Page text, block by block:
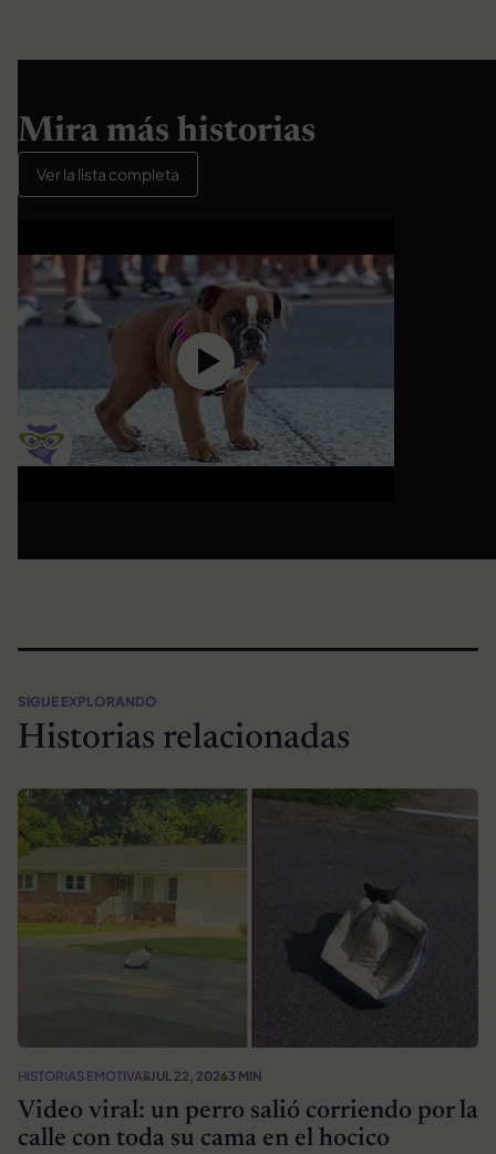
Mira más historias
Ver la lista completa
SIGUE EXPLORANDO
Historias relacionadas
HISTORIAS EMOTIVASJUL 22, 20263 MIN
Video viral: un perro salió corriendo por la
calle con toda su cama en el hocico